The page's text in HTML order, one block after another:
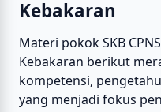
Kebakaran
Materi pokok SKB
Kebakaran berikut
kompetensi,
yang menjadi fokus